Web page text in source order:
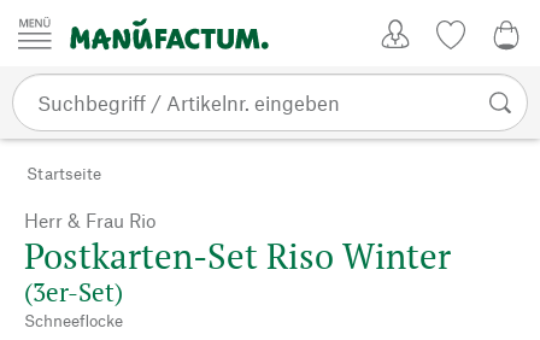
Zum Inhalt springen
Startseite
Herr & Frau Rio
Postkarten-Set Riso Winter
(3er-Set)
Schneeflocke